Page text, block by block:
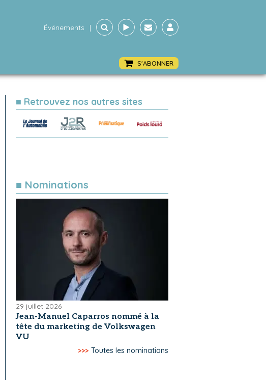
Événements |
S'ABONNER
■ Retrouvez nos autres sites
■ Nominations
29 juillet 2026
Jean-Manuel Caparros nommé à la
tête du marketing de Volkswagen
VU
>>> Toutes les nominations